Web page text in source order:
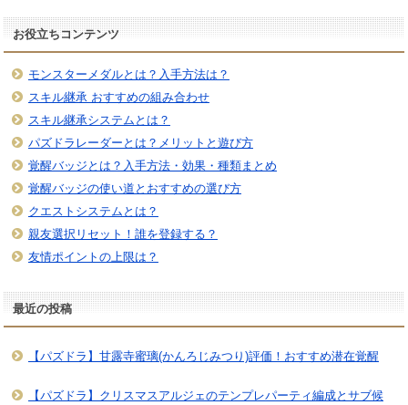
お役立ちコンテンツ
モンスターメダルとは？入手方法は？
スキル継承 おすすめの組み合わせ
スキル継承システムとは？
パズドラレーダーとは？メリットと遊び方
覚醒バッジとは？入手方法・効果・種類まとめ
覚醒バッジの使い道とおすすめの選び方
クエストシステムとは？
親友選択リセット！誰を登録する？
友情ポイントの上限は？
最近の投稿
【パズドラ】甘露寺蜜璃(かんろじみつり)評価！おすすめ潜在覚醒
【パズドラ】クリスマスアルジェのテンプレパーティ編成とサブ候